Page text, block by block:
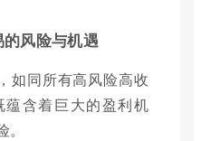
风险与机遇
如同所有高风险高收
含着巨大的盈利机